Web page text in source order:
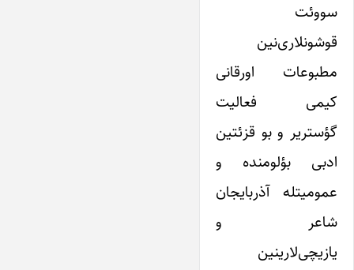
سووئت
قوشونلاری‌نین
مطبوعات اورقانی
کیمی فعالیت
گؤستریر و بو قزئتین
ادبی بؤلومنده و
عمومیتله آذربایجان
شاعر و
یازیچی‌لارینین